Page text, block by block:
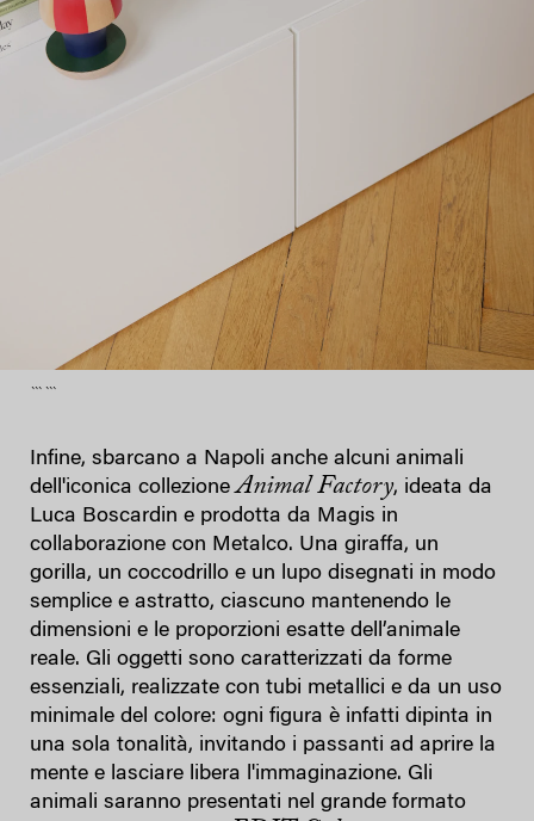
``` ```
Infine, sbarcano a Napoli anche alcuni animali
dell'iconica collezioneAnimal Factory, ideata da
Luca Boscardin e prodotta da Magis in
collaborazione con Metalco. Una giraffa, un
gorilla, un coccodrillo e un lupo disegnati in modo
semplice e astratto, ciascuno mantenendo le
dimensioni e le proporzioni esatte dell’animale
reale. Gli oggetti sono caratterizzati da forme
essenziali, realizzate con tubi metallici e da un uso
minimale del colore: ogni figura è infatti dipinta in
una sola tonalità, invitando i passanti ad aprire la
mente e lasciare libera l'immaginazione. Gli
animali saranno presentati nel grande formato